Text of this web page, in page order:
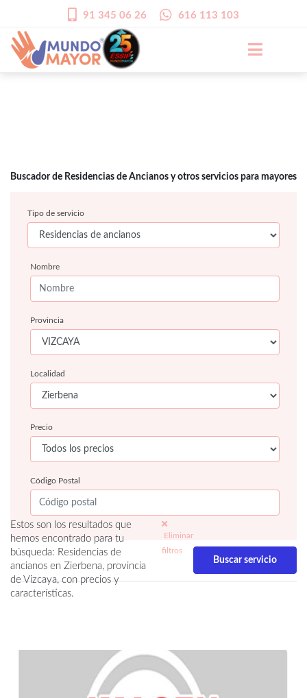
91 345 06 26 616 113 103
Buscador de Residencias de Ancianos y otros servicios para mayores
Tipo de servicio
Nombre
Provincia
Localidad
Precio
Código Postal
Estos son los resultados que
hemos encontrado para tu
búsqueda: Residencias de
ancianos en Zierbena, provincia
de Vizcaya, con precios y
características.
Eliminar
filtros